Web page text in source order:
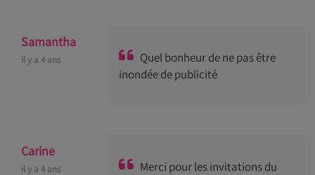
Samantha
il y a 4 ans
Quel bonheur de ne pas être
inondée de publicité
Carine
il y a 4 ans
Merci pour les invitations du